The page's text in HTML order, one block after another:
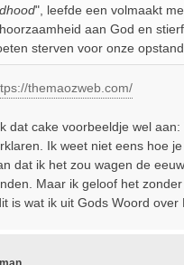
", leefde een volmaakt
aan God en
sterven voor onze
themaozweb.com/
dat cake voorbeeldje wel
Ik weet niet eens hoe je
dat ik het zou wagen de
Maar ik geloof het zonder
is wat ik uit Gods Woord over